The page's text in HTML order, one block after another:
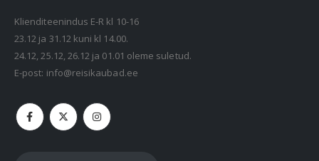
Klienditeenindus E-R kl 10-16
23.12 ja 31.12 kuni kl 14.00.
24.12, 25.12, 26.12 ja 01.01 oleme suletud.
E-post: info@reisikaubad.ee